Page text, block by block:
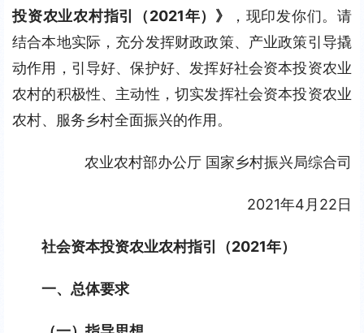
投资农业农村指引（2021年）》
，现印发你们。请
结合本地实际，充分发挥财政政策、产业政策引导撬
动作用，引导好、保护好、发挥好社会资本投资农业
农村的积极性、主动性，切实发挥社会资本投资农业
农村、服务乡村全面振兴的作用。
农业农村部办公厅 国家乡村振兴局综合司
2021年4月22日
社会资本投资农业农村指引（2021年）
一、总体要求